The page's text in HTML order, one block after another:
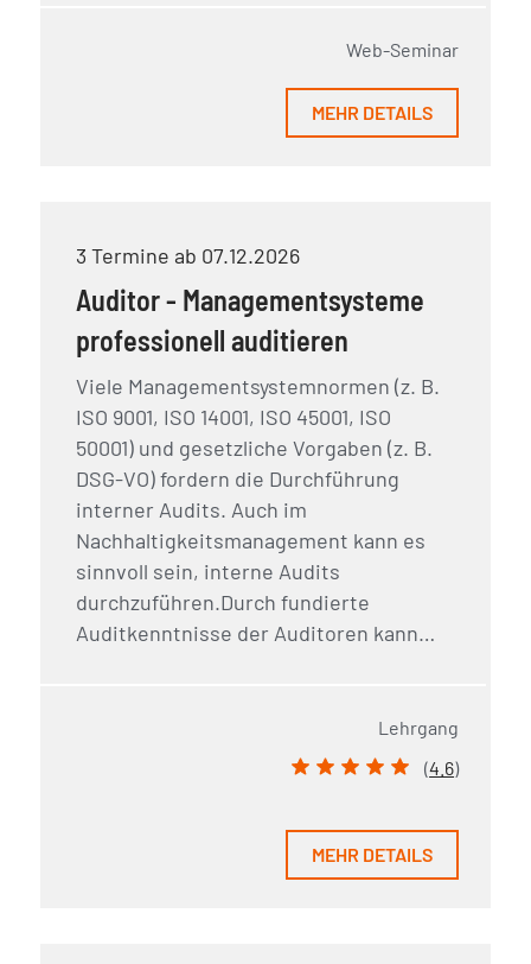
Web-Seminar
MEHR DETAILS
3 Termine ab 07.12.2026
Auditor - Managementsysteme
professionell auditieren
Viele Managementsystemnormen (z. B.
ISO 9001, ISO 14001, ISO 45001, ISO
50001) und gesetzliche Vorgaben (z. B.
DSG-VO) fordern die Durchführung
interner Audits. Auch im
Nachhaltigkeitsmanagement kann es
sinnvoll sein, interne Audits
durchzuführen.Durch fundierte
Auditkenntnisse der Auditoren kann…
Lehrgang
(4.6)
MEHR DETAILS